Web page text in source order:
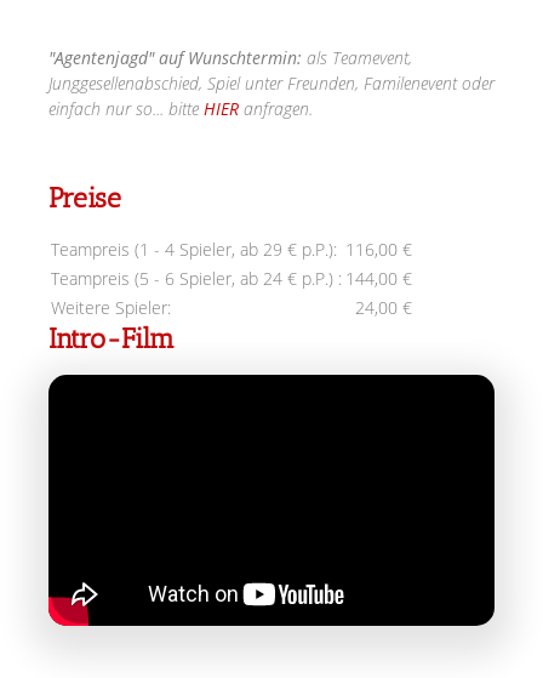
"Agentenjagd" auf Wunschtermin: als Teamevent,
Junggesellenabschied, Spiel unter Freunden, Familenevent oder
einfach nur so... bitte HIER anfragen.
Preise
Teampreis (1 - 4 Spieler, ab 29 € p.P.): 116,00 €
Teampreis (5 - 6 Spieler, ab 24 € p.P.) : 144,00 €
Weitere Spieler:
24,00 €
Intro-Film